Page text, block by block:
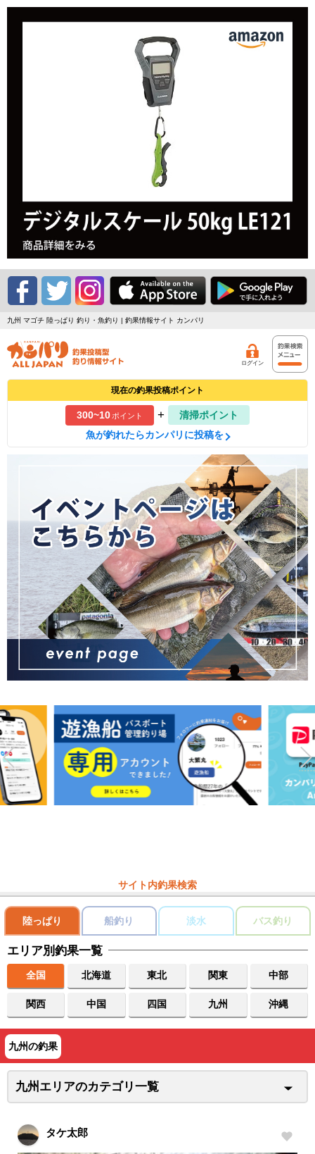
九州 マゴチ 陸っぱり 釣り・魚釣り | 釣果情報サイト カンパリ
ログイン
現在の釣果投稿ポイント
300~10ポイント +
清掃ポイント
魚が釣れたらカンパリに投稿を
サイト内釣果検索
陸っぱり 船釣り 淡水 バス釣り
エリア別釣果一覧
全国 北海道 東北 関東 中部
関西 中国 四国 九州 沖縄
九州の釣果
九州エリアのカテゴリ一覧
タケ太郎